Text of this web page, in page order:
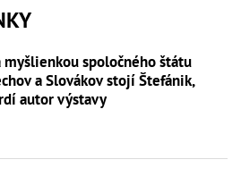
myšlienkou spoločného štátu
a Slovákov stojí Štefánik,
autor výstavy